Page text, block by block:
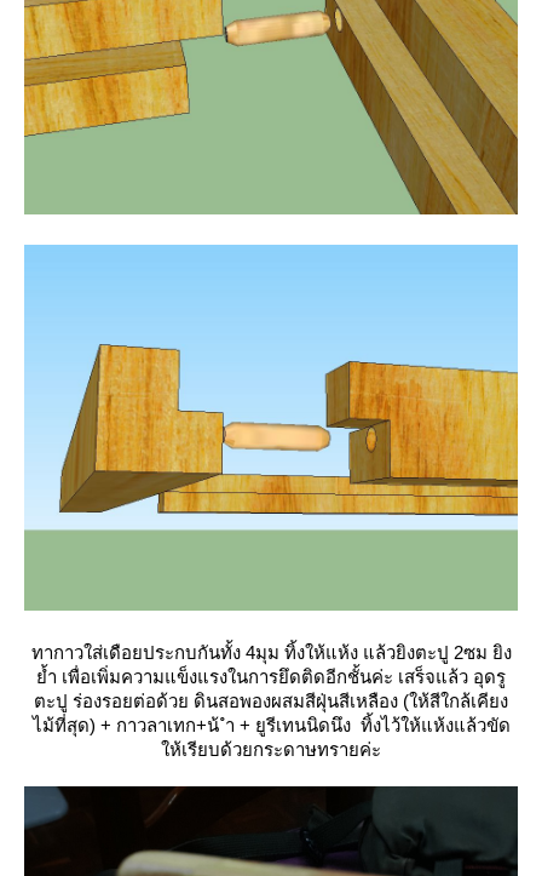
ทากาวใส่เดือยประกบกันทั้ง 4มุม ทิ้งให้แห้ง แล้วยิงตะปู 2ซม ยิง
้ำ เพื่อเพิ่มความแข็งแรงในการยึดติดอีกชั้นค่ะ เสร็จแล้ว อุดรู
ตะปู ร่องรอยต่อด้ว ดินสอพองผสมสีฝุ่นสีเหลือง (ให้สีใกล้เคียง
ไม้ที่สุด) + กาวลาเทก+น้ ำ + ยูรีเทนนิดนึง ทิ้งไว้ให้แห้งแล้วขัด
ห้เรียบด้วยกระดาษทรายค่ะ